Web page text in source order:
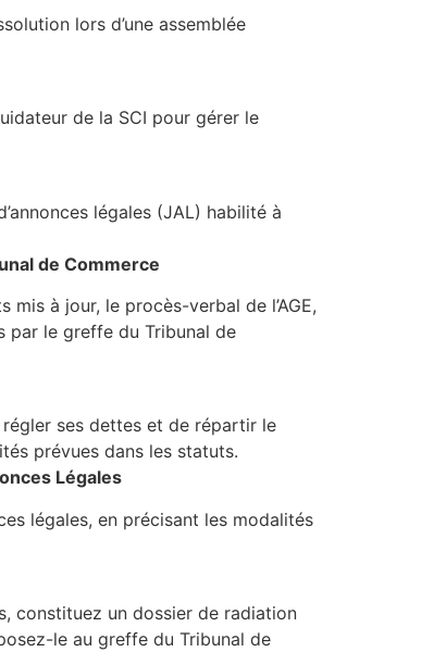
lors d’une assemblée
de la SCI pour gérer le
légales (JAL) habilité à
de Commerce
à jour, le procès-verbal de l’AGE,
par le greffe du Tribunal de
ses dettes et de répartir le
prévues dans les statuts.
Légales
légales, en précisant les modalités
constituez un dossier de radiation
le au greffe du Tribunal de